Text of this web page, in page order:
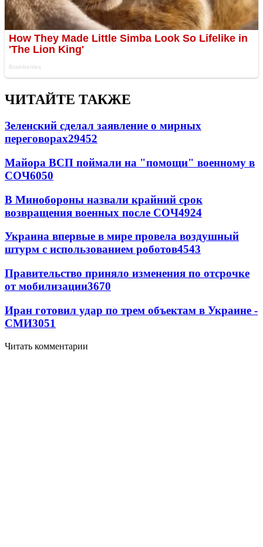
ЧИТАЙТЕ ТАКЖЕ
Зеленский сделал заявление о мирных
переговорах29452
Майора ВСП поймали на "помощи" военному в
СОЧ6050
В Минобороны назвали крайний срок
возвращения военных после СОЧ4924
Украина впервые в мире провела воздушный
штурм с использованием роботов4543
Правительство приняло изменения по отсрочке
от мобилизации3670
Иран готовил удар по трем объектам в Украине -
СМИ3051
Читать комментарии